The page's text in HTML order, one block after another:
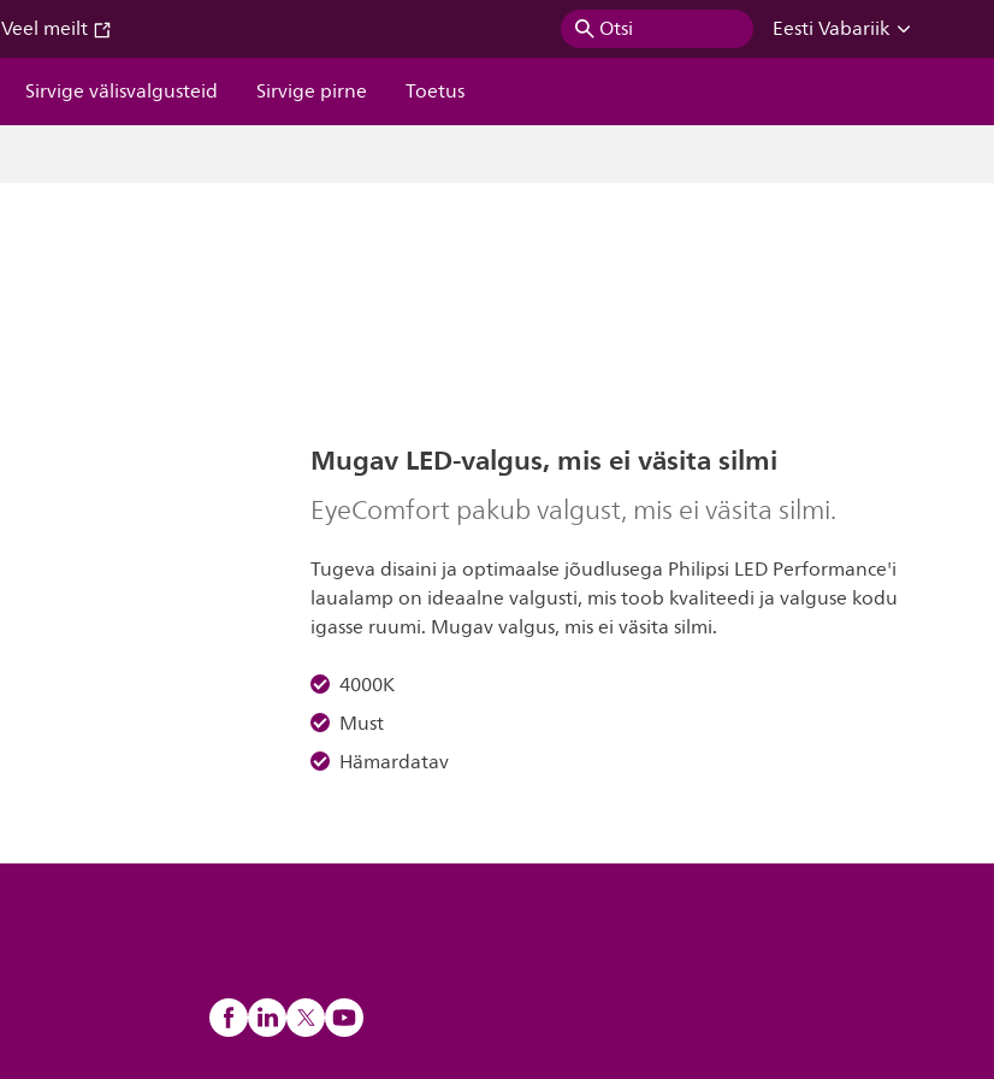
Veel meilt Otsi
Eesti Vabariik
Sirvige välisvalgusteid Sirvige pirne Toetus
Mugav LED-valgus, mis ei väsita silmi
EyeComfort pakub valgust, mis ei väsita silmi.
Tugeva disaini ja optimaalse jõudlusega Philipsi LED Performance'i
laualamp on ideaalne valgusti, mis toob kvaliteedi ja valguse kodu
igasse ruumi. Mugav valgus, mis ei väsita silmi.
4000K
Must
Hämardatav